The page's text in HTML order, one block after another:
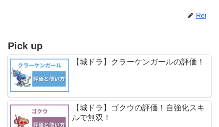
Rei
Pick up
【城ドラ】クラーケンガールの評価！
【城ドラ】ゴクウの評価！自強化スキ
ルで無双！